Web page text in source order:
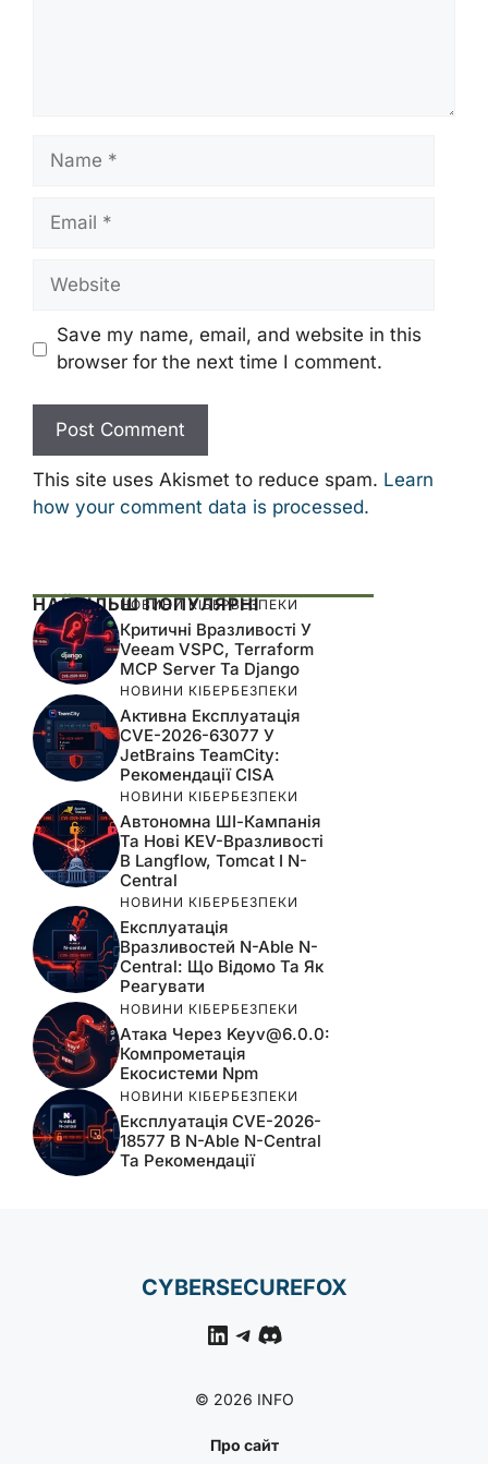
Name
Email
Website
Save my name, email, and website in this
browser for the next time I comment.
This site uses Akismet to reduce spam. Learn
how your comment data is processed.
НАЙБІЛЬШ ПОПУЛЯРНІ
НОВИНИ КІБЕРБЕЗПЕКИ
Критичні Вразливості У
Veeam VSPC, Terraform
MCP Server Та Django
НОВИНИ КІБЕРБЕЗПЕКИ
Активна Експлуатація
CVE-2026-63077 У
JetBrains TeamCity:
Рекомендації CISA
НОВИНИ КІБЕРБЕЗПЕКИ
Автономна ШІ-Кампанія
Та Нові KEV-Вразливості
В Langflow, Tomcat І N-
Central
НОВИНИ КІБЕРБЕЗПЕКИ
Експлуатація
Вразливостей N-Able N-
Central: Що Відомо Та Як
Реагувати
НОВИНИ КІБЕРБЕЗПЕКИ
Атака Через Keyv@6.0.0:
Компрометація
Екосистеми Npm
НОВИНИ КІБЕРБЕЗПЕКИ
Експлуатація CVE-2026-
18577 В N-Able N-Central
Та Рекомендації
CYBERSECUREFOX
LinkedIn
Telegram
Discord
© 2026 INFO
Про сайт